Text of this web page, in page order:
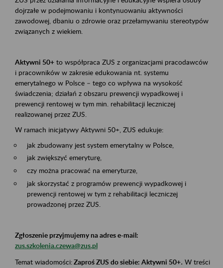
dojrzałe w podejmowaniu i kontynuowaniu aktywności
zawodowej, dbaniu o zdrowie oraz przełamywaniu stereotypów
związanych z wiekiem.
Aktywni 50+ to współpraca ZUS z organizacjami pracodawców
i pracowników w zakresie edukowania nt. systemu
emerytalnego w Polsce – tego co wpływa na wysokość
świadczenia; działań z obszaru prewencji wypadkowej i
prewencji rentowej w tym min. rehabilitacji leczniczej
realizowanej przez ZUS.
W ramach inicjatywy Aktywni 50+, ZUS edukuje:
jak zbudowany jest system emerytalny w Polsce,
jak zwiększyć emeryturę,
czy można pracować na emeryturze,
jak skorzystać z programów prewencji wypadkowej i
prewencji rentowej w tym z rehabilitacji leczniczej
prowadzonej przez ZUS.
Zgłoszenie przyjmujemy na adres e-mail:
zus.szkolenia.czewa@zus.pl
Temat wiadomości:Zaproś ZUS do siebie: Aktywni 50+. W treści